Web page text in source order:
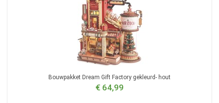
Bouwpakket Dream Gift Factory gekleurd- hout
€ 64,99